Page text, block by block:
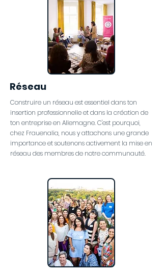
Réseau
Construire un réseau est essentiel dans ton
insertion professionnelle et dans la création de
ton entreprise en Allemagne. C'est pourquoi,
chez Frauenalia, nous y attachons une grande
importance et soutenons activement la mise en
réseau des membres de notre communauté.